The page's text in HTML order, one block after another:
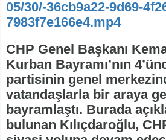
05/30/-36cb9a22-9d69-
7983f7e166e4.mp4
CHP Genel Başkanı
Kurban Bayramı’nın
partisinin genel
vatandaşlarla bir araya
bayramlaştı. Burada
bulunan Kılıçdaroğlu,